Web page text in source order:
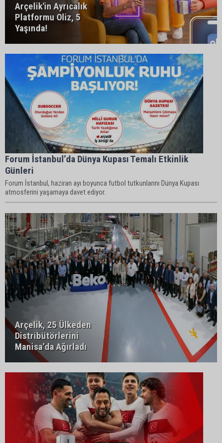
Arçelik'in Ayrıcalık
Platformu Oliz, 5
Yaşında!
Forum İstanbul’da Dünya Kupası Temalı Etkinlik
Günleri
Forum İstanbul, haziran ayı boyunca futbol tutkunlarını Dünya Kupası
atmosferini yaşamaya davet ediyor.
Arçelik, 25 Ülkeden
Distribütörlerini
Manisa’da Ağırladı